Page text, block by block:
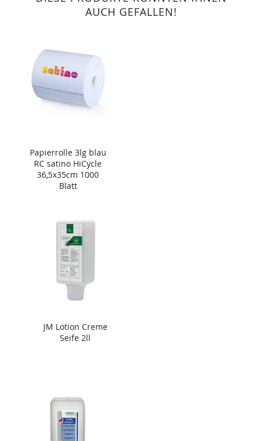
AUCH GEFALLEN!
Papierrolle 3lg blau
RC satino HiCycle
36,5x35cm 1000
Blatt
JM Lotion Creme
Seife 2ll